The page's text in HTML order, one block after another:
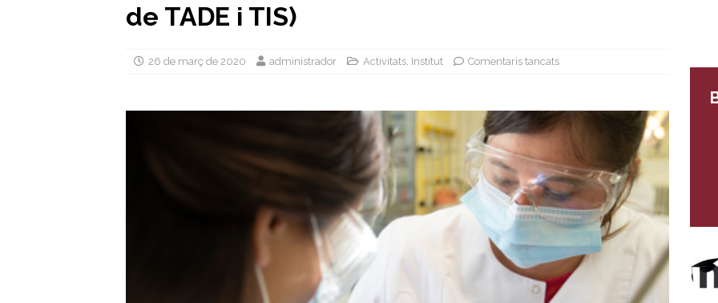
de TADE i TIS)
26 de març de 2020 administrador Activitats, Institut Comentaris tancats